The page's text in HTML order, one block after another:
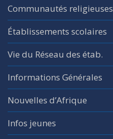
Communautés religieuses
Établissements scolaires
Vie du Réseau des étab.
Informations Générales
Nouvelles d’Afrique
Infos jeunes